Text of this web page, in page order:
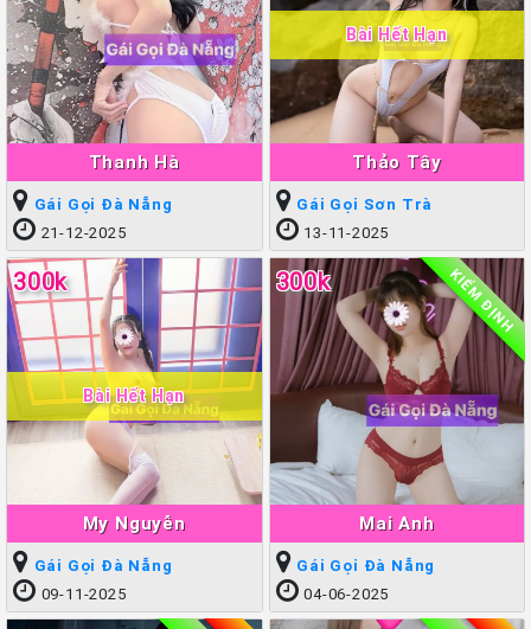
Thanh Hà
Gái Gọi Đà Nẵng
21-12-2025
Thảo Tây
Bài Hết Hạn
Gái Gọi Sơn Trà
13-11-2025
My Nguyễn
300k
Bài Hết Hạn
Gái Gọi Đà Nẵng
09-11-2025
Mai Anh
300k KIỂM ĐỊNH
Gái Gọi Đà Nẵng
04-06-2025